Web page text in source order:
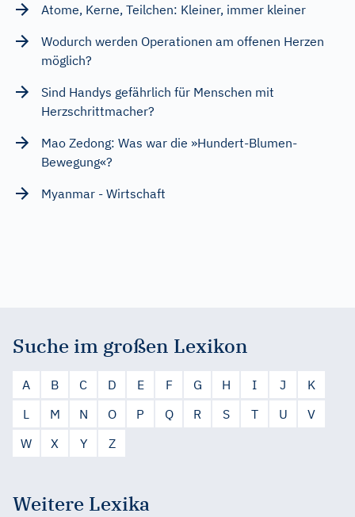
Atome, Kerne, Teilchen: Kleiner, immer kleiner
Wodurch werden Operationen am offenen Herzen
möglich?
Sind Handys gefährlich für Menschen mit
Herzschrittmacher?
Mao Zedong: Was war die »Hundert-Blumen-
Bewegung«?
Myanmar - Wirtschaft
Suche im großen Lexikon
A B C D E F G H I J
K
L
M N O P Q R S T U
V
W
X Y Z
Weitere Lexika